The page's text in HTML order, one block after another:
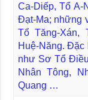
Ca-Diếp, Tổ
Đạt-Ma; những
Tổ Tăng-Xán,
Huệ-Năng.
như Sơ Tổ
Nhân Tông,
Quang …